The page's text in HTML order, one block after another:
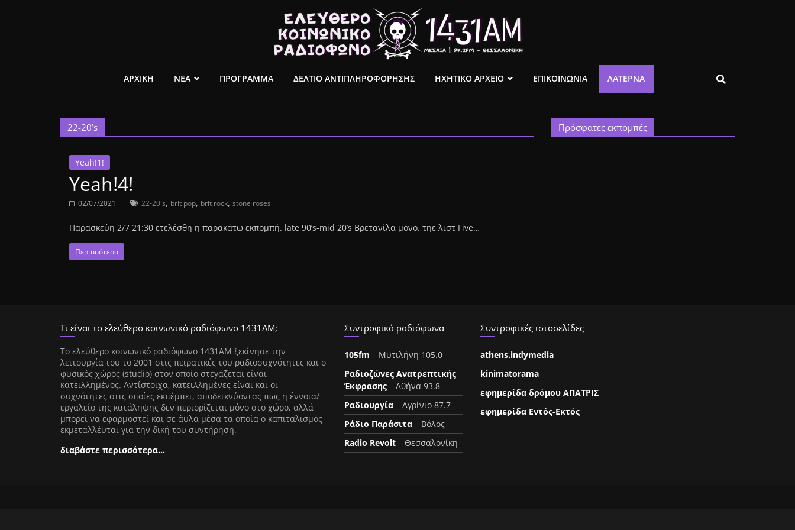
ελεύθερο
κοινωνικό
ραδιόφωνο
1431AM
ΑΡΧΙΚΗ ΝΕΑ ΠΡΟΓΡΑΜΜΑ ΔΕΛΤΙΟ ΑΝΤΙΠΛΗΡΟΦΟΡΗΣΗΣ ΗΧΗΤΙΚΟ ΑΡΧΕΙΟ ΕΠΙΚΟΙΝΩΝΙΑ ΛΑΤΈΡΝΑ
22-20’s
Yeah!1!
Yeah!4!
02/07/2021 22-20's, brit pop, brit rock, stone roses
Παρασκεύη 2/7 21:30 ετελέσθη η παρακάτω εκπομπή. late 90’s-mid 20’s Βρετανίλα μόνο. τηε λιστ Five…
Περισσότερα
Πρόσφατες εκπομπές
Τι είναι το ελεύθερο κοινωνικό ραδιόφωνο 1431ΑΜ;
Tο ελεύθερο κοινωνικό ραδιόφωνο 1431AM ξεκίνησε την
λειτουργία του το 2001 στις πειρατικές του ραδιοσυχνότητες και ο
φυσικός χώρος (studio) στον οποίο στεγάζεται είναι
κατειλλημένος. Αντίστοιχα, κατειλλημένες είναι και οι
συχνότητες στις οποίες εκπέμπει, αποδεικνύοντας πως η έννοια/
εργαλείο της κατάληψης δεν περιορίζεται μόνο στο χώρο, αλλά
μπορεί να εφαρμοστεί και σε άυλα μέσα τα οποία ο καπιταλισμός
εκμεταλλέυται για την δική του συντήρηση.
διαβάστε περισσότερα…
Συντροφικά ραδιόφωνα
105fm – Μυτιλήνη 105.0
Ραδιοζώνες Ανατρεπτικής
Έκφρασης – Αθήνα 93.8
Ραδιουργία – Αγρίνιο 87.7
Ράδιο Παράσιτα – Βόλος
Radio Revolt – Θεσσαλονίκη
Συντροφικές ιστοσελίδες
athens.indymedia
kinimatorama
εφημερίδα δρόμου ΑΠΑΤΡΙΣ
εφημερίδα Εντός-Εκτός